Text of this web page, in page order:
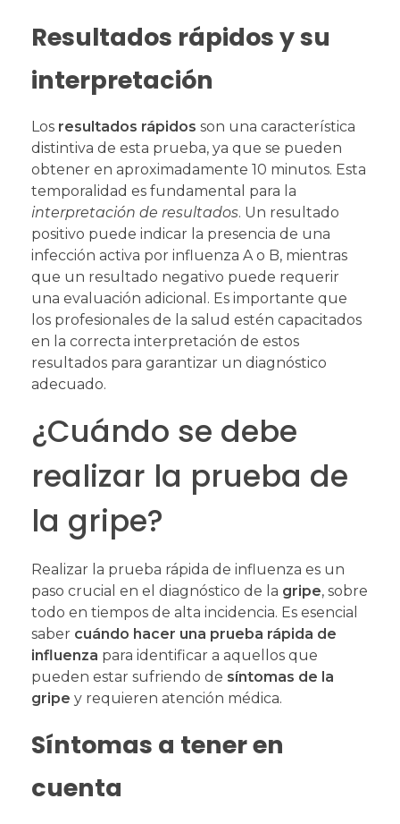
Resultados rápidos y su
interpretación
Los resultados rápidos son una característica
distintiva de esta prueba, ya que se pueden
obtener en aproximadamente 10 minutos. Esta
temporalidad es fundamental para la
interpretación de resultados. Un resultado
positivo puede indicar la presencia de una
infección activa por influenza A o B, mientras
que un resultado negativo puede requerir
una evaluación adicional. Es importante que
los profesionales de la salud estén capacitados
en la correcta interpretación de estos
resultados para garantizar un diagnóstico
adecuado.
¿Cuándo se debe
realizar la prueba de
la gripe?
Realizar la prueba rápida de influenza es un
paso crucial en el diagnóstico de la gripe, sobre
todo en tiempos de alta incidencia. Es esencial
saber cuándo hacer una prueba rápida de
influenza para identificar a aquellos que
pueden estar sufriendo de síntomas de la
gripe y requieren atención médica.
Síntomas a tener en
cuenta